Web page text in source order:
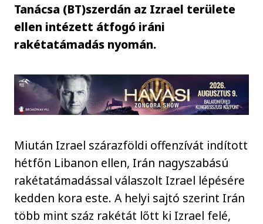
Tanácsa (BT)szerdán az Izrael területe
ellen intézett átfogó iráni
rakétatámadás nyomán.
Miután Izrael szárazföldi offenzívát indított
hétfőn Libanon ellen, Irán nagyszabású
rakétatámadással válaszolt Izrael lépésére
kedden kora este. A helyi sajtó szerint Irán
több mint száz rakétát lőtt ki Izrael felé,